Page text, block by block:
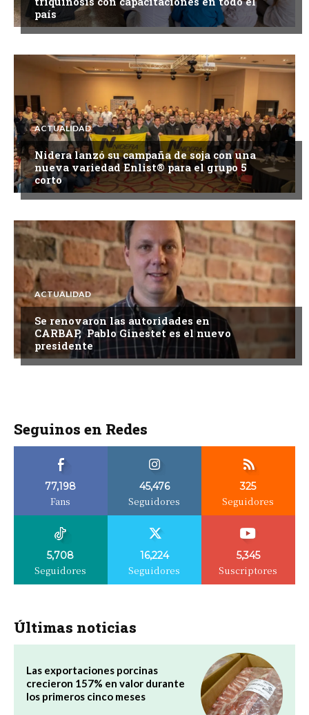
país
ACTUALIDAD
Nidera lanzó su campaña de soja con una
nueva variedad Enlist® para el grupo 5
corto
ACTUALIDAD
Se renovaron las autoridades en
CARBAP, Pablo Ginestet es el nuevo
presidente
Seguinos en Redes
77,198
Fans
45,476
Seguidores
325
Seguidores
5,708
Seguidores
16,224
Seguidores
5,345
Suscriptores
Últimas noticias
Las exportaciones porcinas
crecieron 157% en valor durante
los primeros cinco meses